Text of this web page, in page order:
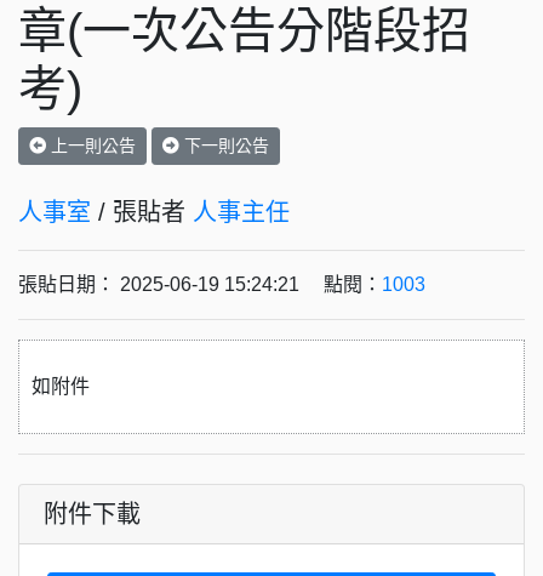
章(一次公告分階段招
考)
上一則公告 下一則公告
人事室 / 張貼者 人事主任
張貼日期： 2025-06-19 15:24:21 點閱： 1003
如附件
附件下載